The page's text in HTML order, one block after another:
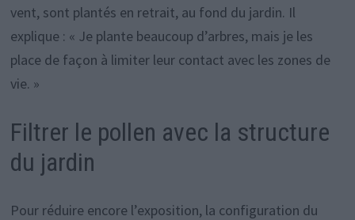
vent, sont plantés en retrait, au fond du jardin. Il
explique : « Je plante beaucoup d’arbres, mais je les
place de façon à limiter leur contact avec les zones de
vie. »
Filtrer le pollen avec la structure
du jardin
Pour réduire encore l’exposition, la configuration du